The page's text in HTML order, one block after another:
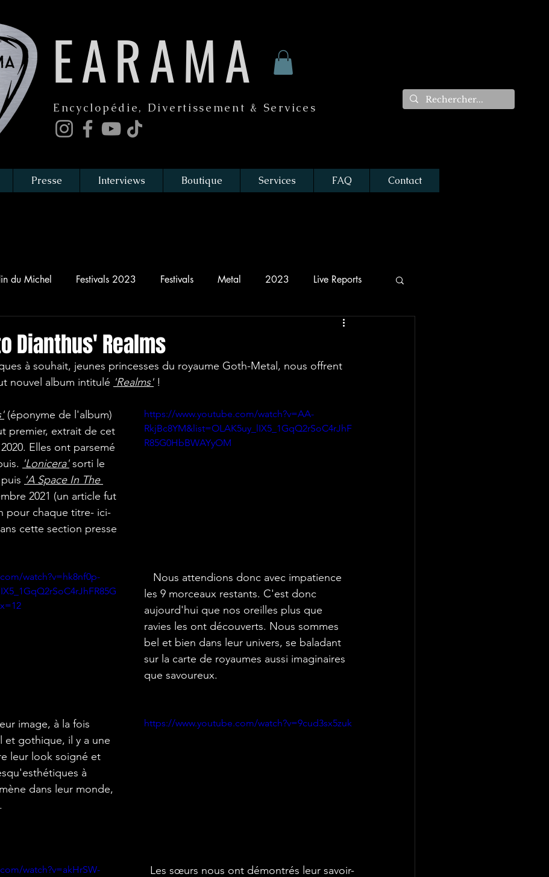
EARAMA
Encyclopédie, Divertissement & Services
Presse Interviews Boutique Services FAQ Contact
du Michel Festivals 2023 Festivals Metal 2023 Live Reports
Dianthus' Realms
nouvel album intitulé 'Realms' !
https://www.youtube.com/watch?v=AA-
RkjBc8YM&list=OLAK5uy_lIX5_1GqQ2rSoC4rJhF
R85G0HbBWAYyOM
(éponyme de l'album)
premier, extrait de cet
Elles ont parsemé
'Lonicera' sorti le
'A Space In The
2021 (un article fut
pour chaque titre- ici-
cette section presse
watch?v=hk8nf0p-
les 9 morceaux restants. C'est donc
aujourd'hui que nos oreilles plus que
ravies les ont découverts. Nous sommes
bel et bien dans leur univers, se baladant
sur la carte de royaumes aussi imaginaires
que savoureux.
https://www.youtube.com/watch?v=9cud3sx5zuk
et gothique, il y a une
leur look soigné et
à
dans leur monde,
watch?v=akHrSW-